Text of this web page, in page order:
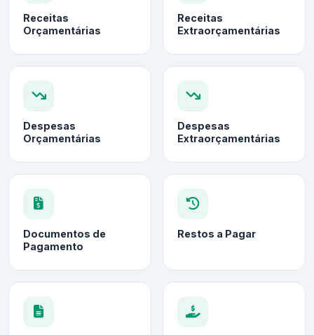
Receitas
Orçamentárias
Receitas
Extraorçamentárias
Despesas
Orçamentárias
Despesas
Extraorçamentárias
Documentos de
Pagamento
Restos a Pagar